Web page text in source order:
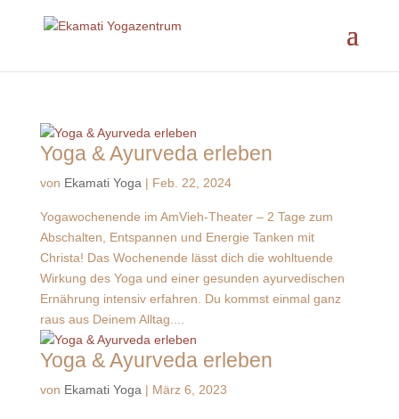
Yoga & Ayurveda erleben
von Ekamati Yoga | Feb. 22, 2024
Yogawochenende im AmVieh-Theater – 2 Tage zum
Abschalten, Entspannen und Energie Tanken mit
Christa! Das Wochenende lässt dich die wohltuende
Wirkung des Yoga und einer gesunden ayurvedischen
Ernährung intensiv erfahren. Du kommst einmal ganz
raus aus Deinem Alltag....
Yoga & Ayurveda erleben
von Ekamati Yoga | März 6, 2023